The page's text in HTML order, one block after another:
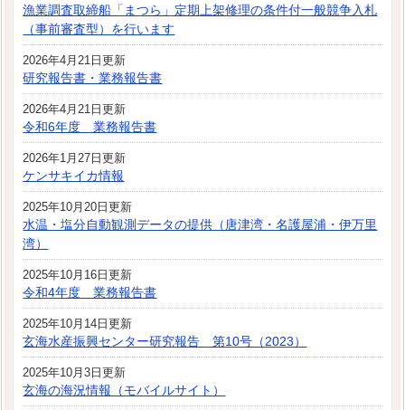
漁業調査取締船「まつら」定期上架修理の条件付一般競争入札
（事前審査型）を行います
2026年4月21日更新
研究報告書・業務報告書
2026年4月21日更新
令和6年度 業務報告書
2026年1月27日更新
ケンサキイカ情報
2025年10月20日更新
水温・塩分自動観測データの提供（唐津湾・名護屋浦・伊万里
湾）
2025年10月16日更新
令和4年度 業務報告書
2025年10月14日更新
玄海水産振興センター研究報告 第10号（2023）
2025年10月3日更新
玄海の海況情報（モバイルサイト）